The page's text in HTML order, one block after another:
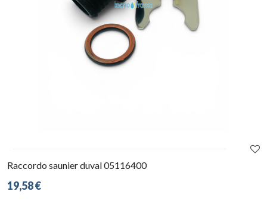
Raccordo saunier duval 05116400
19,58 €